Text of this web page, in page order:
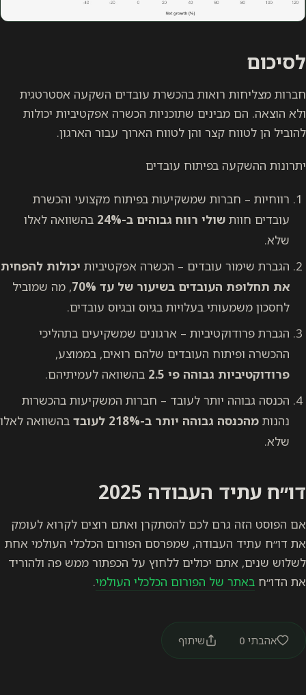
לסיכום
חברות מצליחות רואות בהכשרת עובדים השקעה אסטרטגית
ולא הוצאה. הם מבינים שתוכניות הכשרה אפקטיביות יכולות
להוביל הן לטווח קצר והן לטווח הארוך עבור הארגון.
יתרונות ההשקעה בפיתוח עובדים
רווחיות – חברות שמשקיעות בפיתוח מקצועי והכשרת
עובדים חוות שולי רווח גבוהים ב-24%
בהשוואה לאלו
שלא.
הגברת שימור עובדים – הכשרה אפקטיביות יכולות להפחית
את תחלופת העובדים בשיעור של עד 70%
, מה שמוביל
לחסכון משמעותי בעלויות בגיוס ובגיוס עובדים.
הגברת פרודוקטיביות – ארגונים שמשקיעים בתהליכי
ההכשרה ופיתוח העובדים שלהם רואים, בממוצע,
פרודוקטיביות גבוהה פי 2.5
בהשוואה לעמיתיהם.
הכנסה גבוהה יותר לעובד – חברות המשקיעות בהכשרות
נהנות מהכנסה גבוהה יותר ב-218% לעובד
בהשוואה לאלו
שלא.
דו״ח עתיד העבודה 2025
אם הפוסט הזה גרם לכם להסתקרן ואתם רוצים לקרוא לעומק
את דו״ח עתיד העבודה, שמפרסם הפורום הכלכלי העולמי אחת
לשלוש שנים, אתם יכולים ללחוץ על הכפתור ממש פה ולהוריד
את הדו״ח באתר של הפורום הכלכלי העולמי.
אהבתי 0 שיתוף